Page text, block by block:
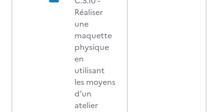
Réaliser
une
maquette
physique
en
utilisant
les moyens
d’un
atelier